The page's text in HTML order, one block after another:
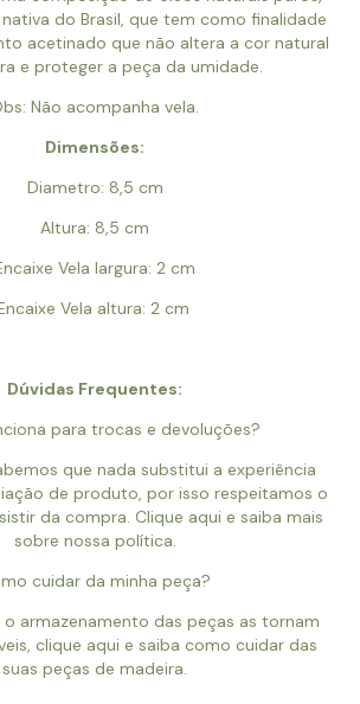
do Brasil, que tem como finalidade
acetinado que não altera a cor natural
e proteger a peça da umidade.
Não acompanha vela.
Dimensões:
Diametro: 8,5 cm
Altura: 8,5 cm
Vela largura: 2 cm
Vela altura: 2 cm
Dúvidas Frequentes:
para trocas e devoluções?
que nada substitui a experiência
de produto, por isso respeitamos o
da compra. Clique aqui e saiba mais
sobre nossa política.
cuidar da minha peça?
armazenamento das peças as tornam
clique aqui e saiba como cuidar das
suas peças de madeira.